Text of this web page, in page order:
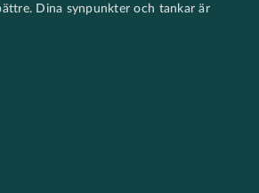
Dina synpunkter och tankar är